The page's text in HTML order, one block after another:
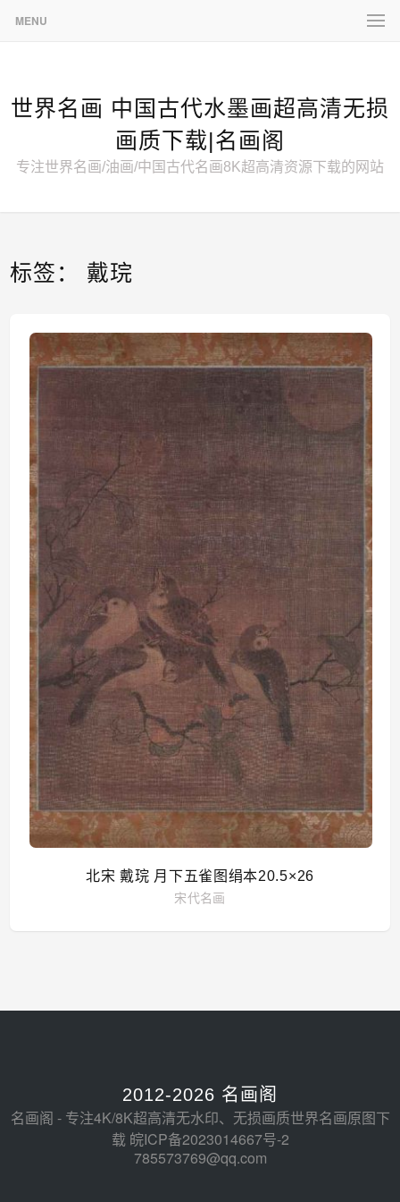
MENU
世界名画 中国古代水墨画超高清无损
画质下载|名画阁
专注世界名画/油画/中国古代名画8K超高清资源下载的网站
标签： 戴琓
北宋 戴琓 月下五雀图绢本20.5×26
宋代名画
2012-2026 名画阁
名画阁 - 专注4K/8K超高清无水印、无损画质世界名画原图下
载 皖ICP备2023014667号-2
785573769@qq.com